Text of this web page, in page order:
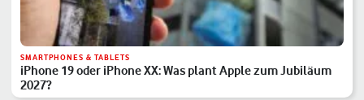
SMARTPHONES & TABLETS
iPhone 19 oder iPhone XX: Was plant Apple zum Jubiläum
2027?